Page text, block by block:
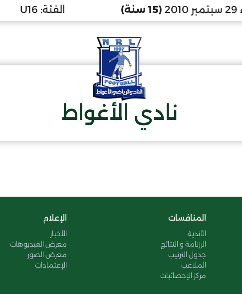
(15 سنة) الفئة: U16
نادي الأغواط
المنافسات
الأندية
الرزنامة و النتائج
جدول الترتيب
الملاعب
مركز الإحصائيات
الإعلام
الأخبار
معرض الفيديوهات
معرض الصور
الإعتمادات